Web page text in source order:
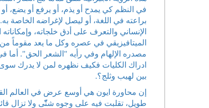
في النظم كي يمدح أو يذم، أو يرفع أو يضع،
براعته في اللغة، أو ليصل لإغراضه الخاصة
الإنساني والتعرف على أدق خلجاته،
الميتافيزيقي في عصره وكل ما يعد مقوماً
مصدره الإلهام وفي رأيه "الشعر الحق". أما
ادراك الكليات فكيف نظهره لمن لا يدرك
بين لهيب وثلج؟.
إن محاورة ايون هي أوسع عرض في العالم
طويل، تقلبت فيه على وجوه شتّّى ولا تزال